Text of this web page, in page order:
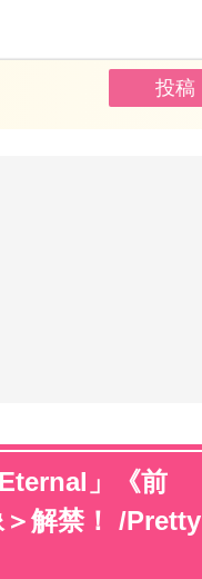
」《前
解禁！ /Pretty